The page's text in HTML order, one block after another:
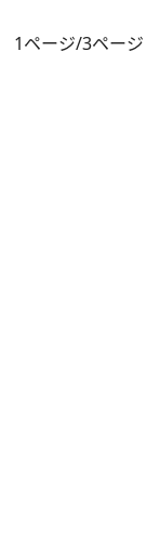
1ページ/3ページ